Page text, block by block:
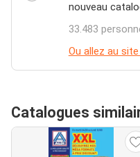
nouveau
33.483
Ou allez au
Catalogues